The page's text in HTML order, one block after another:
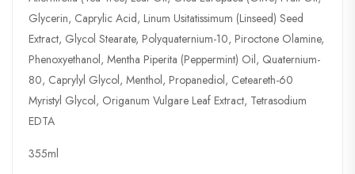
Glycerin, Caprylic Acid, Linum Usitatissimum (Linseed) Seed
Extract, Glycol Stearate, Polyquaternium-10, Piroctone Olamine,
Phenoxyethanol, Mentha Piperita (Peppermint) Oil, Quaternium-
80, Caprylyl Glycol, Menthol, Propanediol, Ceteareth-60
Myristyl Glycol, Origanum Vulgare Leaf Extract, Tetrasodium
EDTA
355ml